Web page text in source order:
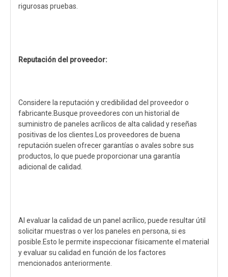
rigurosas pruebas.
Reputación del proveedor:
Considere la reputación y credibilidad del proveedor o
fabricante.Busque proveedores con un historial de
suministro de paneles acrílicos de alta calidad y reseñas
positivas de los clientes.Los proveedores de buena
reputación suelen ofrecer garantías o avales sobre sus
productos, lo que puede proporcionar una garantía
adicional de calidad.
Al evaluar la calidad de un panel acrílico, puede resultar útil
solicitar muestras o ver los paneles en persona, si es
posible.Esto le permite inspeccionar físicamente el material
y evaluar su calidad en función de los factores
mencionados anteriormente.